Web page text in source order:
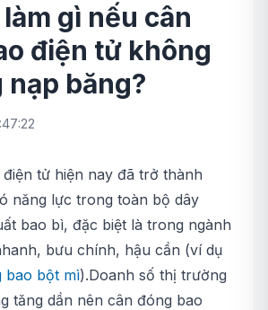
Tôi nên làm gì nếu cân
tử không tự động nạp băng?
gì nếu cân
điện tử không
băng?
tử hiện nay đã trở thành
năng lực trong toàn bộ dây
bao bì, đặc biệt là trong ngành
bưu chính, hậu cần (ví dụ
bao bột mì).Doanh số thị trường
tăng dần nên cân đóng bao